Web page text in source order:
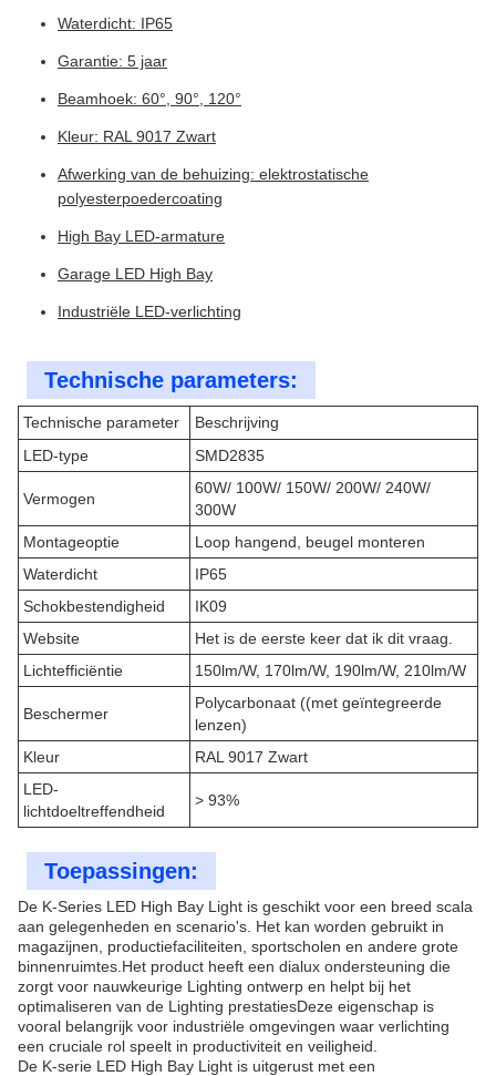
Waterdicht: IP65
Garantie: 5 jaar
Beamhoek: 60°, 90°, 120°
Kleur: RAL 9017 Zwart
Afwerking van de behuizing: elektrostatische
polyesterpoedercoating
High Bay LED-armature
Garage LED High Bay
Industriële LED-verlichting
Technische parameters:
Technische parameter
Beschrijving
LED-type
SMD2835
Vermogen
60W/ 100W/ 150W/ 200W/ 240W/
300W
Montageoptie
Loop hangend, beugel monteren
Waterdicht
IP65
Schokbestendigheid
IK09
Website
Het is de eerste keer dat ik dit vraag.
Lichtefficiëntie
150lm/W, 170lm/W, 190lm/W, 210lm/W
Beschermer
Polycarbonaat ((met geïntegreerde
lenzen)
Kleur
RAL 9017 Zwart
LED-
lichtdoeltreffendheid
> 93%
Toepassingen:
De K-Series LED High Bay Light is geschikt voor een breed scala
aan gelegenheden en scenario's. Het kan worden gebruikt in
magazijnen, productiefaciliteiten, sportscholen en andere grote
binnenruimtes.Het product heeft een dialux ondersteuning die
zorgt voor nauwkeurige Lighting ontwerp en helpt bij het
optimaliseren van de Lighting prestatiesDeze eigenschap is
vooral belangrijk voor industriële omgevingen waar verlichting
een cruciale rol speelt in productiviteit en veiligheid.
De K-serie LED High Bay Light is uitgerust met een